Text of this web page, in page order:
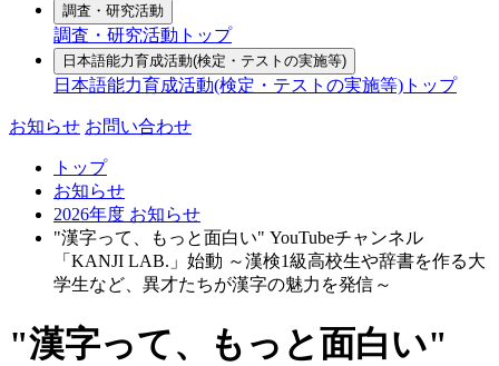
調査・研究活動
調査・研究活動トップ
日本語能力育成活動(検定・テストの実施等)
日本語能力育成活動(検定・テストの実施等)トップ
お知らせ お問い合わせ
トップ
お知らせ
2026年度 お知らせ
"漢字って、もっと面白い" YouTubeチャンネル
「KANJI LAB.」始動 ～漢検1級高校生や辞書を作る大
学生など、異才たちが漢字の魅力を発信～
"漢字って、もっと面白い"